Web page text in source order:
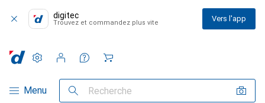
digitec
Trouvez et commandez plus vite Vers l'app
Navigation par catégorie
Menu Recherche
Paramètres
Compte client
Listes de comparaison
Listes d'envies
Panier